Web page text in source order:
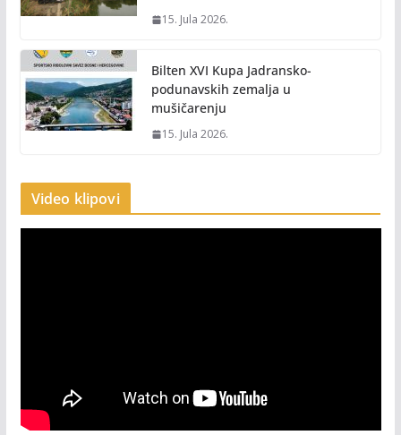
15. Jula 2026.
Bilten XVI Kupa Jadransko-
podunavskih zemalja u
mušičarenju
15. Jula 2026.
Video klipovi